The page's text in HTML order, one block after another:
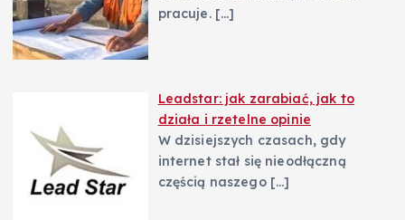
pracuje. […]
Leadstar: jak zarabiać, jak to
działa i rzetelne opinie
W dzisiejszych czasach, gdy
internet stał się nieodłączną
częścią naszego […]